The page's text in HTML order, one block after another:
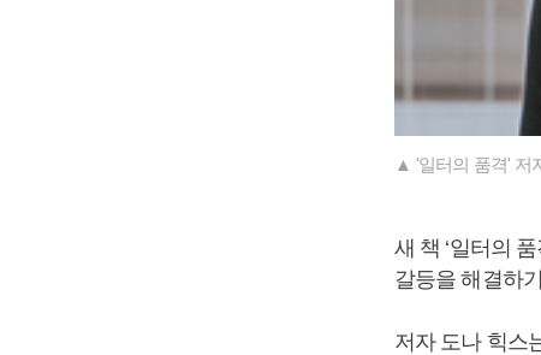
▲ '일터의 품격' 저
새 책 ‘일터의
갈등을 해결하
저자 도나 힉스